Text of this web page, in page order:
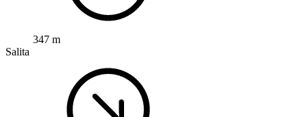
347 m
Salita